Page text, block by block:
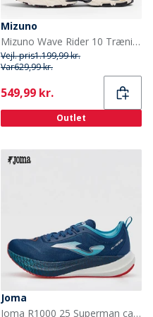
Mizuno
Mizuno Wave Rider 10 Træningssko Hvid/Blacksand/Syrad
Vejl. pris1.199,99 kr.
Var629,99 kr.
Current
549,99 kr.
Outlet
Joma
Joma R1000 25 Superman carbonplade neutrale løbesko Navy Blue